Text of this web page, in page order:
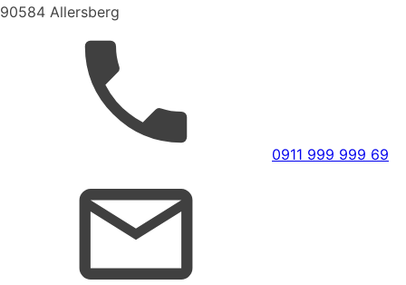
90584 Allersberg
0911 999 999 69